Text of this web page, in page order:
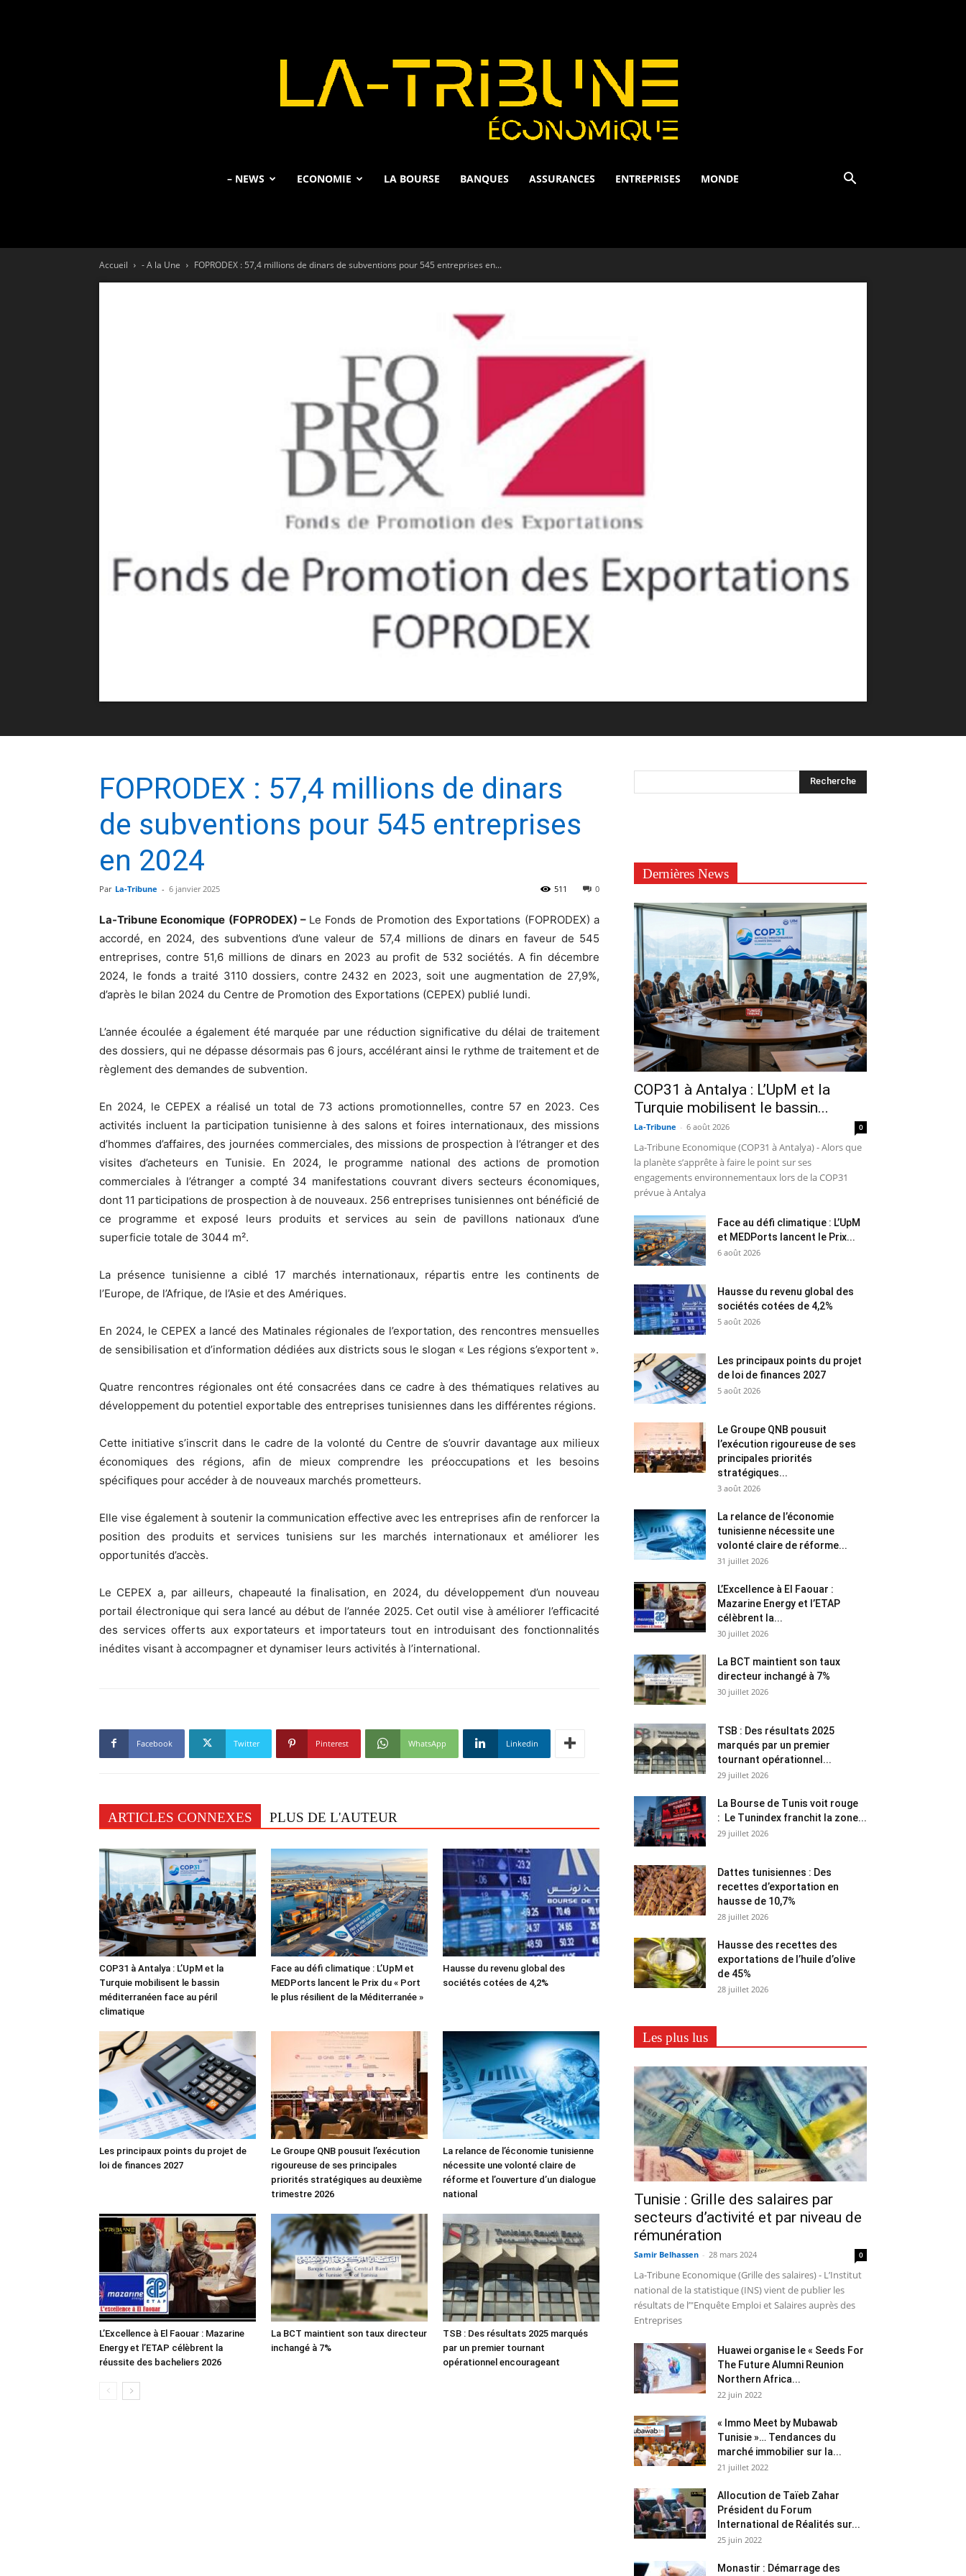
– NEWS ECONOMIE LA BOURSE BANQUES ASSURANCES ENTREPRISES MONDE
Accueil - A la Une FOPRODEX : 57,4 millions de dinars de subventions pour 545 entreprises en...
FOPRODEX : 57,4 millions de dinars
de subventions pour 545 entreprises
en 2024
Par La-Tribune - 6 janvier 2025 0
511
La-Tribune Economique (FOPRODEX) – Le Fonds de Promotion des Exportations (FOPRODEX) a
accordé, en 2024, des subventions d’une valeur de 57,4 millions de dinars en faveur de 545
entreprises, contre 51,6 millions de dinars en 2023 au profit de 532 sociétés. A fin décembre
2024, le fonds a traité 3110 dossiers, contre 2432 en 2023, soit une augmentation de 27,9%,
d’après le bilan 2024 du Centre de Promotion des Exportations (CEPEX) publié lundi.
L’année écoulée a également été marquée par une réduction significative du délai de traitement
des dossiers, qui ne dépasse désormais pas 6 jours, accélérant ainsi le rythme de traitement et de
règlement des demandes de subvention.
En 2024, le CEPEX a réalisé un total de 73 actions promotionnelles, contre 57 en 2023. Ces
activités incluent la participation tunisienne à des salons et foires internationaux, des missions
d’hommes d’affaires, des journées commerciales, des missions de prospection à l’étranger et des
visites d’acheteurs en Tunisie. En 2024, le programme national des actions de promotion
commerciales à l’étranger a compté 34 manifestations couvrant divers secteurs économiques,
dont 11 participations de prospection à de nouveaux. 256 entreprises tunisiennes ont bénéficié de
ce programme et exposé leurs produits et services au sein de pavillons nationaux d’une
superficie totale de 3044 m².
La présence tunisienne a ciblé 17 marchés internationaux, répartis entre les continents de
l’Europe, de l’Afrique, de l’Asie et des Amériques.
En 2024, le CEPEX a lancé des Matinales régionales de l’exportation, des rencontres mensuelles
de sensibilisation et d’information dédiées aux districts sous le slogan « Les régions s’exportent ».
Quatre rencontres régionales ont été consacrées dans ce cadre à des thématiques relatives au
développement du potentiel exportable des entreprises tunisiennes dans les différentes régions.
Cette initiative s’inscrit dans le cadre de la volonté du Centre de s’ouvrir davantage aux milieux
économiques des régions, afin de mieux comprendre les préoccupations et les besoins
spécifiques pour accéder à de nouveaux marchés prometteurs.
Elle vise également à soutenir la communication effective avec les entreprises afin de renforcer la
position des produits et services tunisiens sur les marchés internationaux et améliorer les
opportunités d’accès.
Le CEPEX a, par ailleurs, chapeauté la finalisation, en 2024, du développement d’un nouveau
portail électronique qui sera lancé au début de l’année 2025. Cet outil vise à améliorer l’efficacité
des services offerts aux exportateurs et importateurs tout en introduisant des fonctionnalités
inédites visant à accompagner et dynamiser leurs activités à l’international.
Facebook Twitter Pinterest WhatsApp Linkedin
ARTICLES CONNEXES PLUS DE L'AUTEUR
COP31 à Antalya : L’UpM et la
Turquie mobilisent le bassin
méditerranéen face au péril
climatique
Face au défi climatique : L’UpM et
MEDPorts lancent le Prix du « Port
le plus résilient de la Méditerranée »
Hausse du revenu global des
sociétés cotées de 4,2%
Les principaux points du projet de
loi de finances 2027
Le Groupe QNB pousuit l’exécution
rigoureuse de ses principales
priorités stratégiques au deuxième
trimestre 2026
La relance de l’économie tunisienne
nécessite une volonté claire de
réforme et l’ouverture d’un dialogue
national
L’Excellence à El Faouar : Mazarine
Energy et l’ETAP célèbrent la
réussite des bacheliers 2026
La BCT maintient son taux directeur
inchangé à 7%
TSB : Des résultats 2025 marqués
par un premier tournant
opérationnel encourageant
Dernières News
COP31 à Antalya : L’UpM et la
Turquie mobilisent le bassin...
La-Tribune - 6 août 2026 0
La-Tribune Economique (COP31 à Antalya) - Alors que
la planète s’apprête à faire le point sur ses
engagements environnementaux lors de la COP31
prévue à Antalya
Face au défi climatique : L’UpM
et MEDPorts lancent le Prix...
6 août 2026
Hausse du revenu global des
sociétés cotées de 4,2%
5 août 2026
Les principaux points du projet
de loi de finances 2027
5 août 2026
Le Groupe QNB pousuit
l’exécution rigoureuse de ses
principales priorités
stratégiques...
3 août 2026
La relance de l’économie
tunisienne nécessite une
volonté claire de réforme...
31 juillet 2026
L’Excellence à El Faouar :
Mazarine Energy et l’ETAP
célèbrent la...
30 juillet 2026
La BCT maintient son taux
directeur inchangé à 7%
30 juillet 2026
TSB : Des résultats 2025
marqués par un premier
tournant opérationnel...
29 juillet 2026
La Bourse de Tunis voit rouge
: Le Tunindex franchit la zone...
29 juillet 2026
Dattes tunisiennes : Des
recettes d’exportation en
hausse de 10,7%
28 juillet 2026
Hausse des recettes des
exportations de l’huile d’olive
de 45%
28 juillet 2026
Les plus lus
Tunisie : Grille des salaires par
secteurs d’activité et par niveau de
rémunération
Samir Belhassen - 28 mars 2024 0
La-Tribune Economique (Grille des salaires) - L’Institut
national de la statistique (INS) vient de publier les
résultats de l’"Enquête Emploi et Salaires auprès des
Entreprises
Huawei organise le « Seeds For
The Future Alumni Reunion
Northern Africa...
22 juin 2022
« Immo Meet by Mubawab
Tunisie »… Tendances du
marché immobilier sur la...
21 juillet 2022
Allocution de Taïeb Zahar
Président du Forum
International de Réalités sur...
25 juin 2022
Monastir : Démarrage des